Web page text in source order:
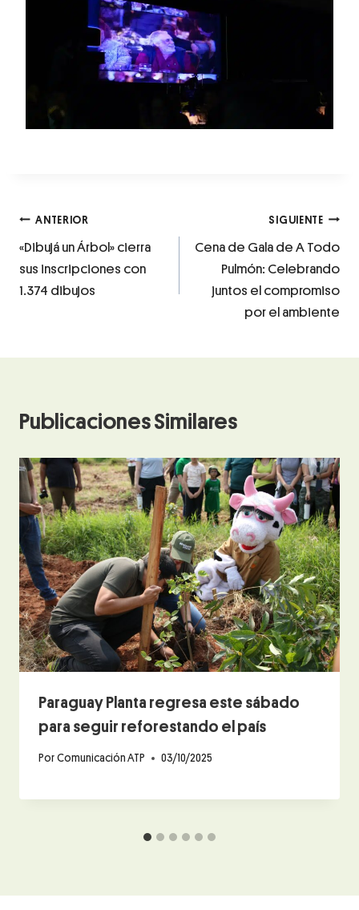
ANTERIOR
«Dibujá un Árbol» cierra
sus inscripciones con
1.374 dibujos
SIGUIENTE
Cena de Gala de A Todo
Pulmón: Celebrando
juntos el compromiso
por el ambiente
Publicaciones Similares
Paraguay Planta regresa este sábado
para seguir reforestando el país
Por Comunicación ATP 03/10/2025